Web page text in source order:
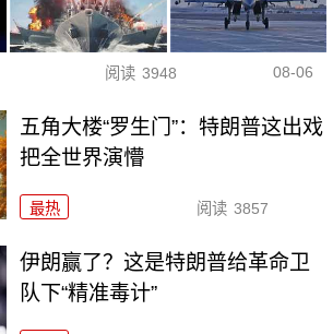
阅读 3948 08-06
五角大楼“罗生门”：特朗普这出戏
把全世界演懵
最热 阅读 3857
伊朗赢了？这是特朗普给革命卫
队下“精准毒计”